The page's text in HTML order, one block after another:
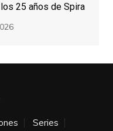
25 años de Spira
Series